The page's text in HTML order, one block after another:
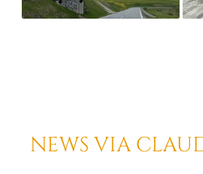
NEWS VIA